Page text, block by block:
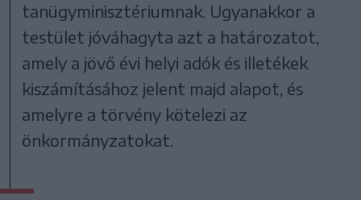
tanügyminisztériumnak. Ugyanakkor a
testület jóváhagyta azt a határozatot,
amely a jövő évi helyi adók és illetékek
kiszámításához jelent majd alapot, és
amelyre a törvény kötelezi az
önkormányzatokat.